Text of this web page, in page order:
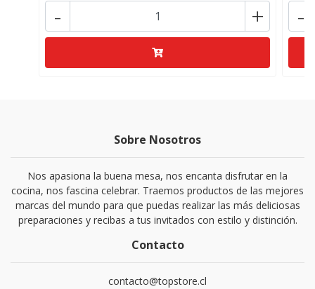
+
- -
Sobre Nosotros
Nos apasiona la buena mesa, nos encanta disfrutar en la
cocina, nos fascina celebrar. Traemos productos de las mejores
marcas del mundo para que puedas realizar las más deliciosas
preparaciones y recibas a tus invitados con estilo y distinción.
Contacto
contacto@topstore.cl